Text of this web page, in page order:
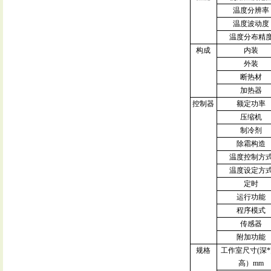
温度分辨率
温度波动度
温度分布精
构成
内装
外装
断热材
加热器
控制器
额定功率
压缩机
制冷剂
除霜构造
温度控制方
温度设定方
定时
运行功能
程序模式
传感器
附加功能
规格
工作室尺寸(深*
高） mm